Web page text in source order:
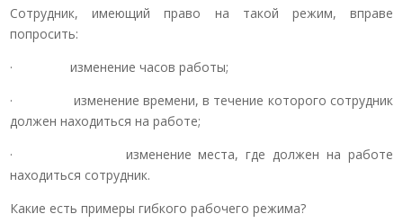
Сотрудник, имеющий право на такой режим, вправе
попросить:
· изменение часов работы;
· изменение времени, в течение которого сотрудник
должен находиться на работе;
· изменение места, где должен на работе
находиться сотрудник.
Какие есть примеры гибкого рабочего режима?